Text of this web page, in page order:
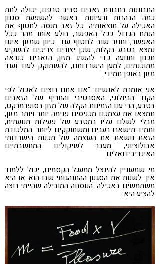
התבוננות בחבורת זאבים סביב טרפם, יכולה לתת
כמה הבהרות ורעיונות באשר להשפעת סגנון
האכילה על תוצאותיה. כל זאב מנסה לחטוף את
הנתח הגדול ככל האפשר, בולע אותו מהר ככל
האפשר, וחוזר שוב לחטוף עוד. כיוון שמזון איננו
נמצא בטבע בקלות, שכן יצורים צריכים להשקיע
תכנון ותנועה כדי להשיג מזון, הזאבים כנראה
מתוכנתים, למען הישרדותם, להשתוקק לעוד ועוד
מזון באופן תמידי.
אני אומרת לאנשים: "אם אתם רוצים לאכול לפי
הקוד הביולוגי, האסרטיבי והחריף של הזאבים
בטבע, הרי עם הזמינות הקלה של מזון בסופרמרקט,
תמצאו את עצמכם מכניסים פנימה יותר ויותר מזון,
מבלי לשלם עליו במטבע של פעילות תנועתית,
ותמיד תישארו רעבים ומשתוקקים ליותר. המלכודת
הזאת נושאת את העוצמה של תכנות הישרדותי
אבולוציוני, מעבר לשיקולים המחשבתיים
האינדיבידואלים.
מי שמעוניין להינצל ממעגל הקסמים, יכול ללמוד
איך לשנות את הסגנון ההתנהגותי שבו הוא או היא
משתמשים באכילה. הנוסחה המובילה שהייתי רוצה
להציע היא: